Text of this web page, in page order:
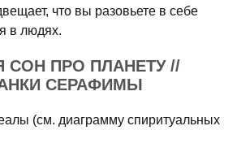
что вы разовьете в себе
в людях.
СОН ПРО ПЛАНЕТУ //
СЕРАФИМЫ
(см. диаграмму спиритуальных